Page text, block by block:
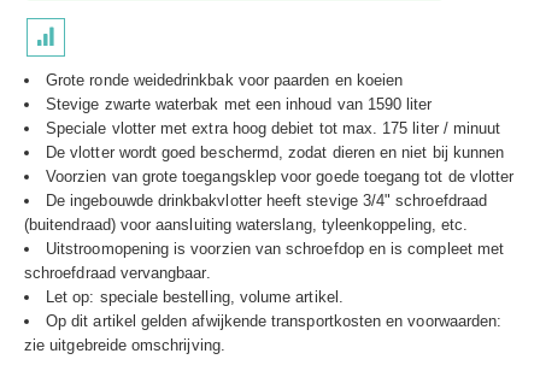
Grote ronde weidedrinkbak voor paarden en koeien
Stevige zwarte waterbak met een inhoud van 1590 liter
Speciale vlotter met extra hoog debiet tot max. 175 liter / minuut
De vlotter wordt goed beschermd, zodat dieren en niet bij kunnen
Voorzien van grote toegangsklep voor goede toegang tot de vlotter
De ingebouwde drinkbakvlotter heeft stevige 3/4" schroefdraad
(buitendraad) voor aansluiting waterslang, tyleenkoppeling, etc.
Uitstroomopening is voorzien van schroefdop en is compleet met
schroefdraad vervangbaar.
Let op: speciale bestelling, volume artikel.
Op dit artikel gelden afwijkende transportkosten en voorwaarden:
zie uitgebreide omschrijving.